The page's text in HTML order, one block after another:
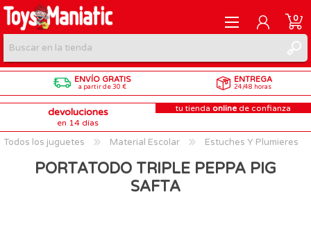
REGISTRARME
INICIAR SESIÓN
0
ENVÍO GRATIS
a partir de 30 €
ENTREGA
24/48 horas
devoluciones
en 14 días
tu tienda online de confianza
Todos los juguetes Material Escolar Estuches Y Plumieres
PORTATODO TRIPLE PEPPA PIG
SAFTA